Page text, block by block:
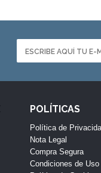
POLÍTICAS
Política de
Nota Legal
Compra Segura
Condiciones de Uso